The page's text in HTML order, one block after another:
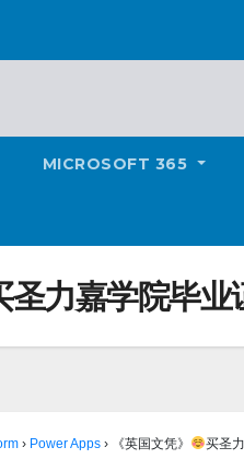
MICROSOFT 365
圣力嘉学院毕
› Power Apps › 《英国文凭》
买圣